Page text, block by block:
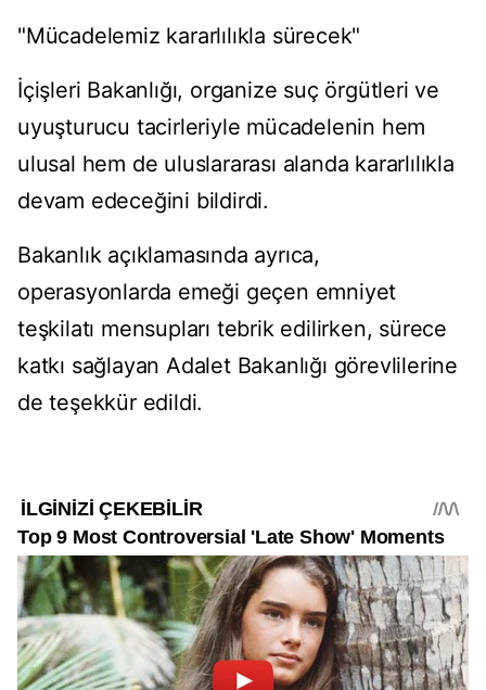
"Mücadelemiz kararlılıkla sürecek"
İçişleri Bakanlığı, organize suç örgütleri ve
uyuşturucu tacirleriyle mücadelenin hem
ulusal hem de uluslararası alanda kararlılıkla
devam edeceğini bildirdi.
Bakanlık açıklamasında ayrıca,
operasyonlarda emeği geçen emniyet
teşkilatı mensupları tebrik edilirken, sürece
katkı sağlayan Adalet Bakanlığı görevlilerine
de teşekkür edildi.